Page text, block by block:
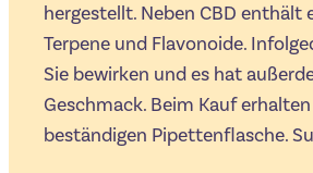
hergestellt. Neben CBD enthält
Terpene und Flavonoide.
Sie bewirken und es hat
Geschmack. Beim Kauf
beständigen Pipettenflasche.